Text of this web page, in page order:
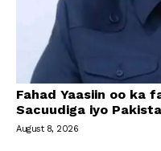
Fahad Yaasiin oo ka
Sacuudiga iyo
August 8, 2026